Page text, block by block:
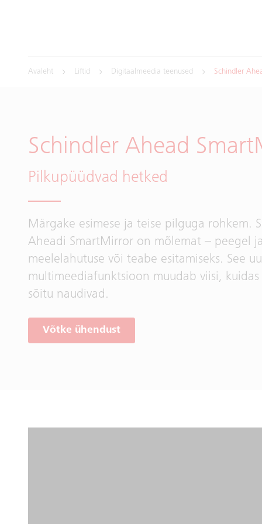
Avaleht Liftid Digitaalmeedia teenused Schindler
Schindler Ahead
Pilkupüüdvad hetked
Märgake esimese ja teise pilguga rohkem.
Aheadi SmartMirror on mõlemat – peegel
meelelahutuse või teabe esitamiseks. See
multimeediafunktsioon muudab viisi, kuidas
sõitu naudivad.
Võtke ühendust